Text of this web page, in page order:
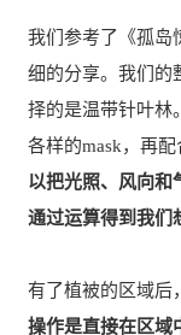
我们参考了《孤岛
细的分享。我们的
择的是温带针叶林
各样的mask，再
以把光照、风向和
通过运算得到我们
有了植被的区域后
操作是直接在区域